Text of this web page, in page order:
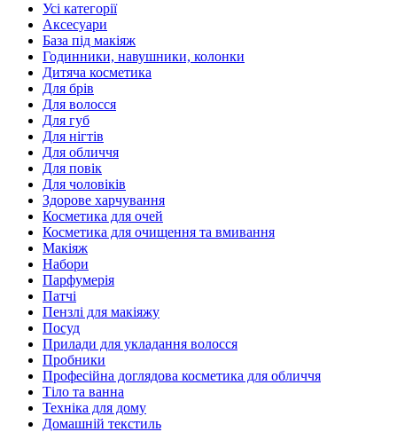
Усі категорії
Аксесуари
База під макіяж
Годинники, навушники, колонки
Дитяча косметика
Для брів
Для волосся
Для губ
Для нігтів
Для обличчя
Для повік
Для чоловіків
Здорове харчування
Косметика для очей
Косметика для очищення та вмивання
Макіяж
Набори
Парфумерія
Патчі
Пензлі для макіяжу
Посуд
Прилади для укладання волосся
Пробники
Професійна доглядова косметика для обличчя
Тіло та ванна
Техніка для дому
Домашній текстиль